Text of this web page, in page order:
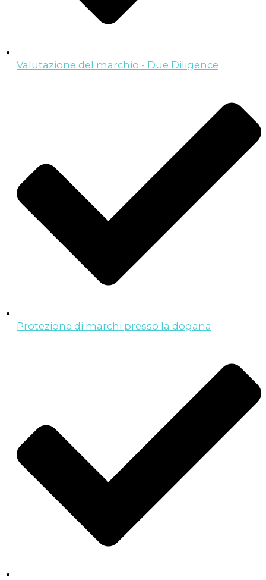
Valutazione del marchio - Due Diligence
Protezione di marchi presso la dogana